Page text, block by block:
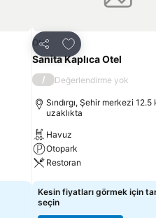
Paylaş
Favorilerime ekle
Otel
Sanita Kaplıca Otel
/ Değerlendirme yok
Sındırgı, Şehir merkezi 12.5
uzaklıkta
Havuz
Otopark
Restoran
Fiyatları görün
Kesin fiyatları görmek için
seçin